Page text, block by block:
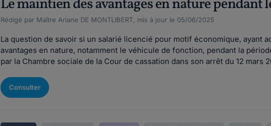
Le maintien des avantages en nature pendant
Rédigé par Maître Ariane DE MONTLIBERT, mis à jour le 05/06/2025
La question de savoir si un salarié licencié pour motif économique,
avantages en nature, notamment le véhicule de fonction, pendant la
par la Chambre sociale de la Cour de cassation dans son arrêt du 12 mars
Consulter